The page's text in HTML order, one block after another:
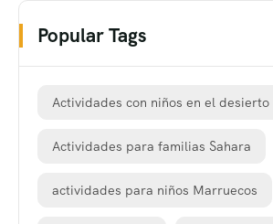
Popular Tags
Actividades con niños en el desierto
Actividades para familias Sahara
actividades para niños Marruecos